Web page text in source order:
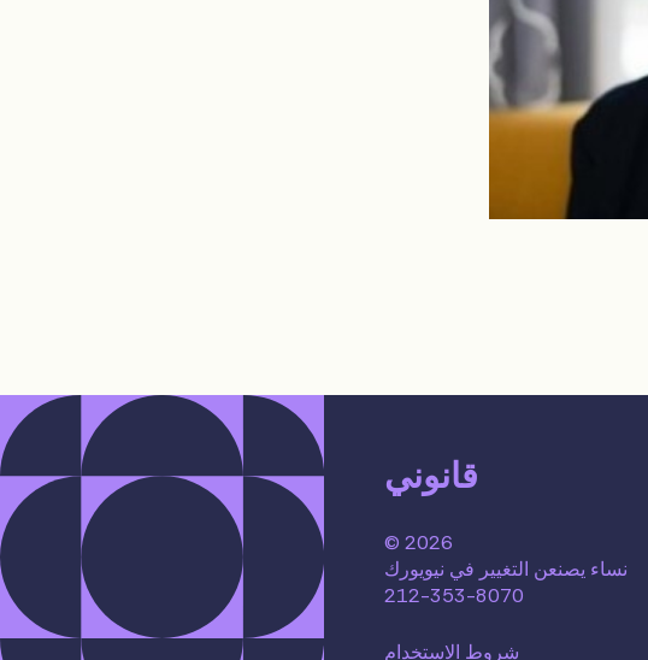
قانوني
© 2026
نساء يصنعن التغيير في نيويورك
212-353-8070
شروط الاستخدام